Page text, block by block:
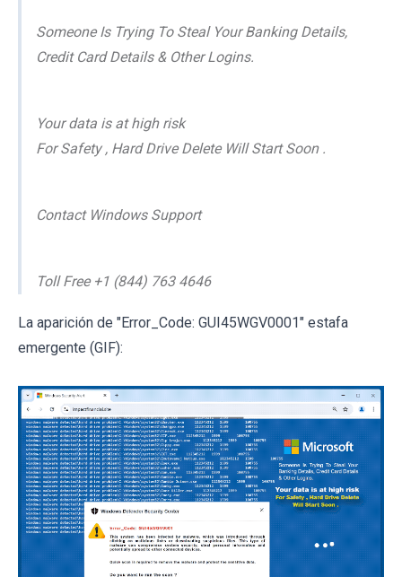
Someone Is Trying To Steal Your Banking Details,
Credit Card Details & Other Logins.
Your data is at high risk
For Safety , Hard Drive Delete Will Start Soon .
Contact Windows Support
Toll Free +1 (844) 763 4646
La aparición de "Error_Code: GUI45WGV0001" estafa
emergente (GIF):